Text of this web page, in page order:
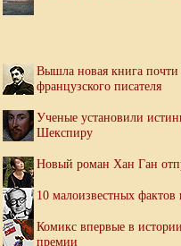
Вышла новая книга почти
французского писателя
Ученые установили
Шекспиру
Новый роман Хан Ган
10 малоизвестных
Комикс впервые в
премии